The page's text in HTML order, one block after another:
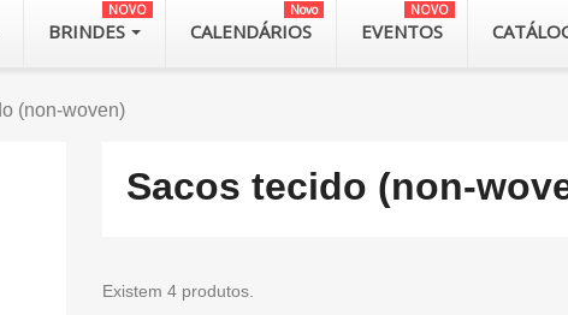
BRINDES
NOVO
CALENDÁRIOS
Novo
EVENTOS
NOVO
(non-woven)
Sacos tecido (non-
Existem 4 produtos.